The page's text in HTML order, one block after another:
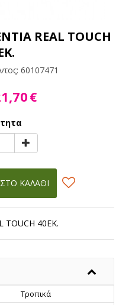
REAL TOUCH
60107471
€
ΚΑΛΆΘΙ
40ΕΚ.
Τροπικά